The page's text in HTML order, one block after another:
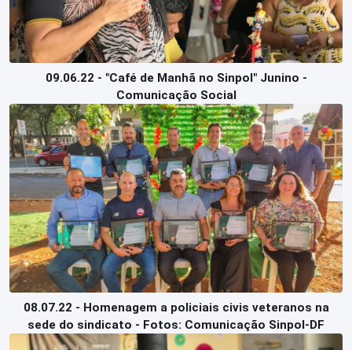
09.06.22 - "Café de Manhã no Sinpol" Junino -
Comunicação Social
08.07.22 - Homenagem a policiais civis veteranos na
sede do sindicato - Fotos: Comunicação Sinpol-DF